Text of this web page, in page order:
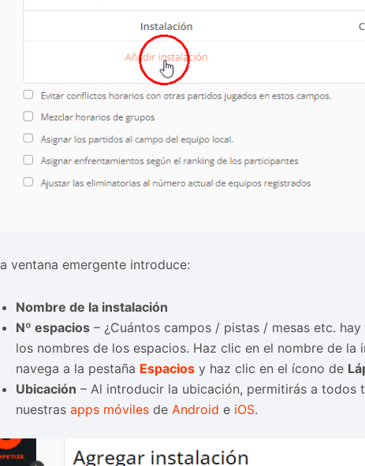
ventana emergente introduce:
Nombre de la instalación
Nº espacios – ¿Cuántos campos / pistas / mesas etc.
los nombres de los espacios. Haz clic en el nombre de la
navega a la pestaña Espacios y haz clic en el ícono de
Ubicación – Al introducir la ubicación, permitirás a
nuestras apps móviles de Android e iOS.